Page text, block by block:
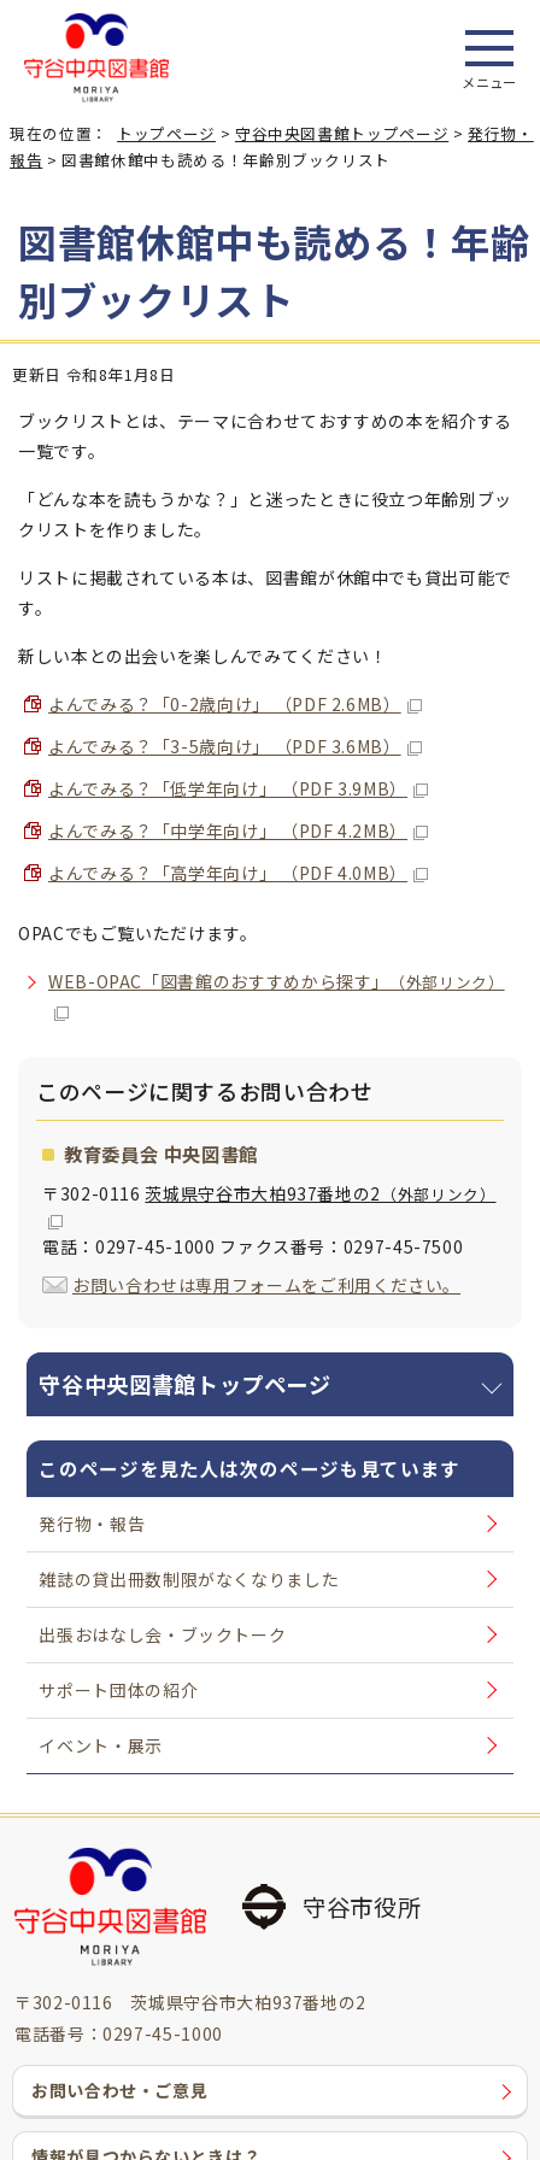
メニュー
現在の位置： トップページ > 守谷中央図書館トップページ >発行物・
報告 > 図書館休館中も読める！年齢別ブックリスト
図書館休館中も読める！年齢
別ブックリスト
更新日 令和8年1月8日
ブックリストとは、テーマに合わせておすすめの本を紹介する
一覧です。
「どんな本を読もうかな？」と迷ったときに役立つ年齢別ブッ
クリストを作りました。
リストに掲載されている本は、図書館が休館中でも貸出可能で
す。
新しい本との出会いを楽しんでみてください！
よんでみる？「0-2歳向け」 （PDF 2.6MB）
よんでみる？「3-5歳向け」 （PDF 3.6MB）
よんでみる？「低学年向け」 （PDF 3.9MB）
よんでみる？「中学年向け」 （PDF 4.2MB）
よんでみる？「高学年向け」 （PDF 4.0MB）
OPACでもご覧いただけます。
WEB-OPAC「図書館のおすすめから探す」
（外部リンク）
このページに関するお問い合わせ
教育委員会 中央図書館
〒302-0116茨城県守谷市大柏937番地の2 （外部リンク）
電話：0297-45-1000 ファクス番号：0297-45-7500
お問い合わせは専用フォームをご利用ください。
守谷中央図書館トップページ
このページを見た人は次のページも見ています
発行物・報告
雑誌の貸出冊数制限がなくなりました
出張おはなし会・ブックトーク
サポート団体の紹介
イベント・展示
守谷市役所
〒302-0116 茨城県守谷市大柏937番地の2
電話番号：0297-45-1000
お問い合わせ・ご意見